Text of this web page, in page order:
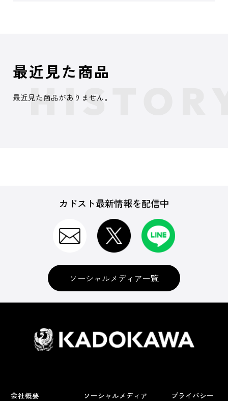
最近見た商品
最近見た商品がありません。
カドスト最新情報を配信中
ソーシャルメディア一覧
会社概要 ソーシャルメディア
プライバシー